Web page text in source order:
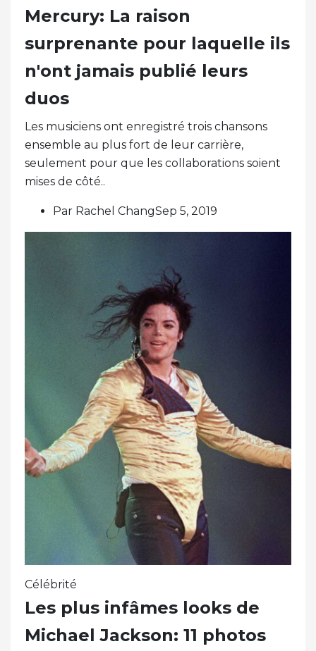
Mercury: La raison
surprenante pour laquelle ils
n'ont jamais publié leurs
duos
Les musiciens ont enregistré trois chansons
ensemble au plus fort de leur carrière,
seulement pour que les collaborations soient
mises de côté..
Par Rachel ChangSep 5, 2019
Célébrité
Les plus infâmes looks de
Michael Jackson: 11 photos